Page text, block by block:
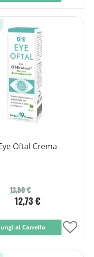
Oftal Crema
13,90 €
12,73 €
al Carrello